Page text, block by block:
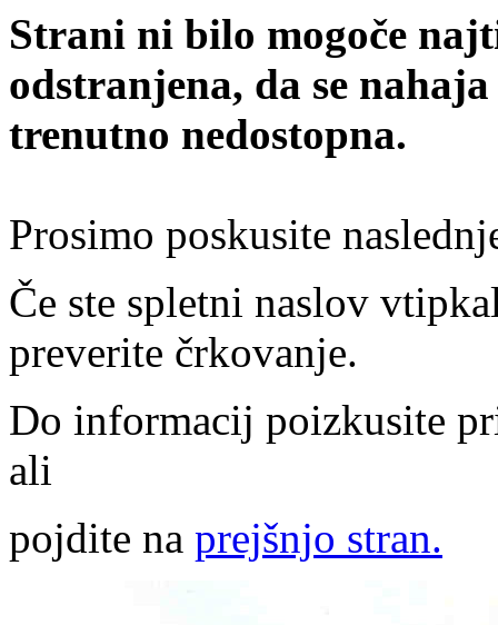
Strani ni bilo mogoče
odstranjena, da se
trenutno nedostopna.
Prosimo poskusite
Če ste spletni naslov
preverite črkovanje.
Do informacij poizkusite
ali
pojdite na prejšnjo stran.